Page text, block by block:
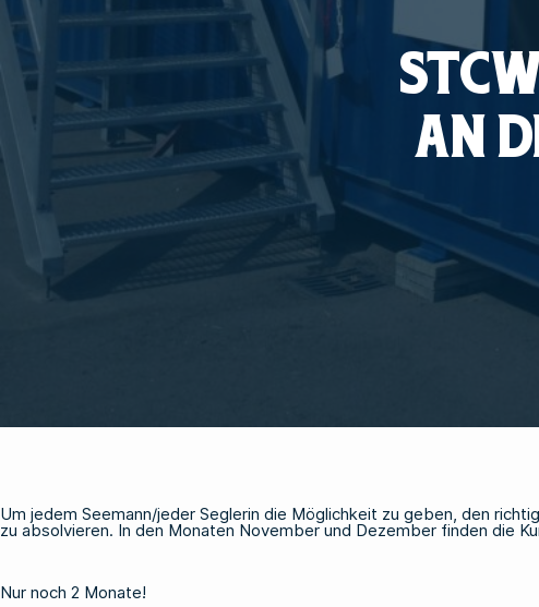
AN
Um jedem Seemann/jeder Seglerin die Möglichkeit zu geben, den
zu absolvieren. In den Monaten November und Dezember finden die
Nur noch 2 Monate!